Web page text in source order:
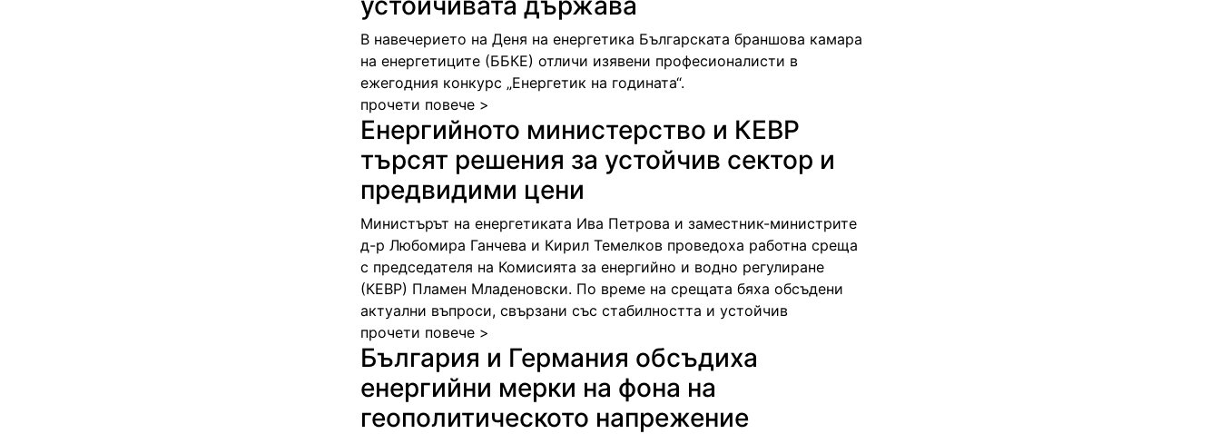
В навечерието на Деня на енергетика Българската браншова камара
на енергетиците (ББКЕ) отличи изявени професионалисти в
ежегодния конкурс „Енергетик на годината“.
прочети повече >
Енергийното министерство и КЕВР
търсят решения за устойчив сектор и
предвидими цени
Министърът на енергетиката Ива Петрова и заместник-министрите
д-р Любомира Ганчева и Кирил Темелков проведоха работна среща
с председателя на Комисията за енергийно и водно регулиране
(КЕВР) Пламен Младеновски. По време на срещата бяха обсъдени
актуални въпроси, свързани със стабилността и устойчив
прочети повече >
България и Германия обсъдиха
енергийни мерки на фона на
геополитическото напрежение